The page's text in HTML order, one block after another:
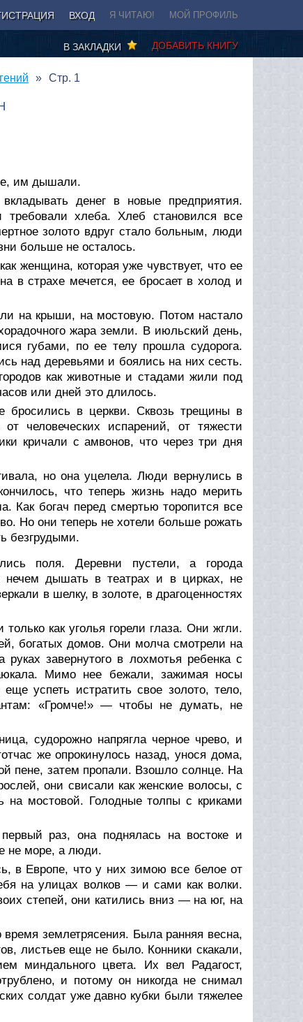
ВХОД Я ЧИТАЮ! МОЙ ПРОФИЛЬ
ДОБАВИТЬ КНИГУ
В ЗАКЛАДКИ
Стр. 1
им дышали.
денег в новые предприятия.
хлеба. Хлеб становился все
золото вдруг стало больным, люди
больше не осталось.
женщина, которая уже чувствует, что ее
в страхе мечется, ее бросает в холод и
на крыши, на мостовую. Потом настало
жара земли. В июльский день,
губами, по ее телу прошла судорога.
над деревьями и боялись на них сесть.
как животные и стадами жили под
или дней это длилось.
бросились в церкви. Сквозь трещины в
человеческих испарений, от тяжести
кричали с амвонов, что через три дня
но она уцелела. Люди вернулись в
что теперь жизнь надо мерить
Как богач перед смертью торопится все
Но они теперь не хотели больше рожать
безгрудыми.
поля. Деревни пустели, а города
нечем дышать в театрах и в цирках, не
в шелку, в золоте, в драгоценностях
как уголья горели глаза. Они жгли.
богатых домов. Они молча смотрели на
завернутого в лохмотья ребенка с
Мимо нее бежали, зажимая носы
успеть истратить свое золото, тело,
«Громче!» — чтобы не думать, не
судорожно напрягла черное чрево, и
же опрокинулось назад, унося дома,
пене, затем пропали. Взошло солнце. На
они свисали как женские волосы, с
на мостовой. Голодные толпы с криками
раз, она поднялась на востоке и
не море, а люди.
в Европе, что у них зимою все белое от
на улицах волков — и сами как волки.
степей, они катились вниз — на юг, на
землетрясения. Была ранняя весна,
листьев еще не было. Конники скакали,
миндального цвета. Их вел Радагост,
и потому он никогда не снимал
солдат уже давно кубки были тяжелее